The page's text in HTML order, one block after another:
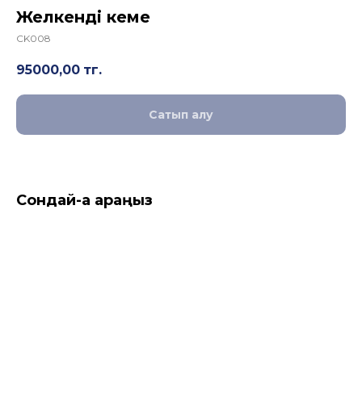
Желкенді кеме
CK008
95000,00 тг.
Сатып алу
Сондай-ақ қараңыз